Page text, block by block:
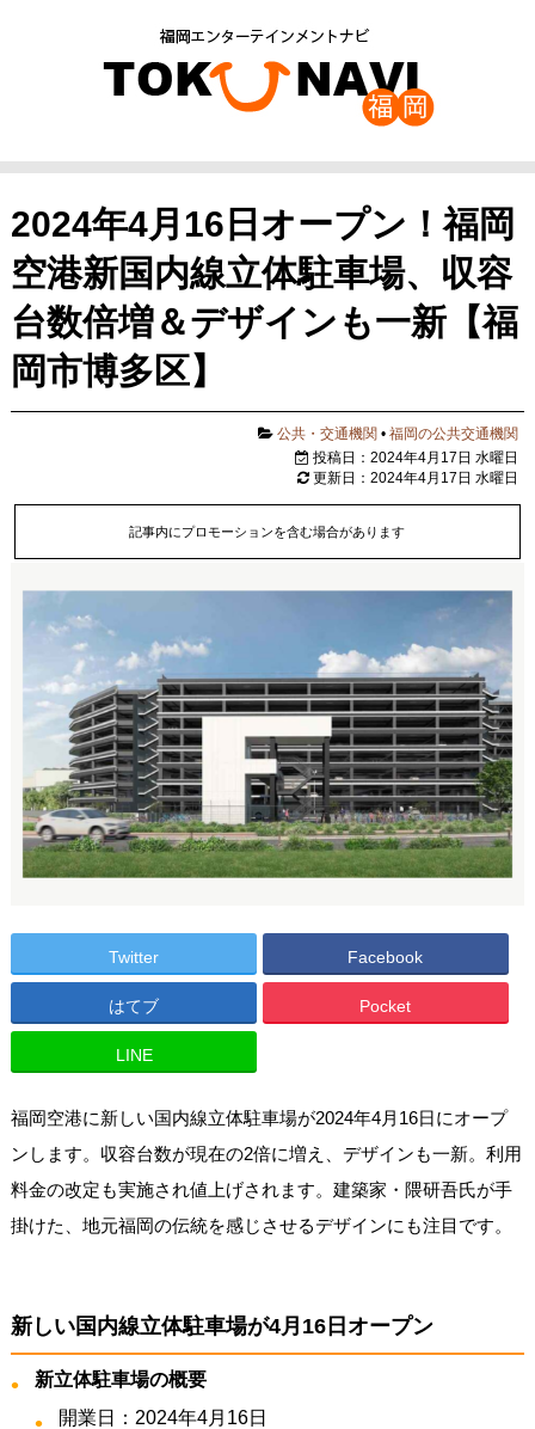
2024年4月16日オープン！福岡
空港新国内線立体駐車場、収容
台数倍増＆デザインも一新【福
岡市博多区】
公共・交通機関 •福岡の公共交通機関
投稿日：2024年4月17日 水曜日
更新日：2024年4月17日 水曜日
記事内にプロモーションを含む場合があります
Twitter Facebook
はてブ Pocket
LINE
福岡空港に新しい国内線立体駐車場が2024年4月16日にオープ
ンします。収容台数が現在の2倍に増え、デザインも一新。利用
料金の改定も実施され値上げされます。建築家・隈研吾氏が手
掛けた、地元福岡の伝統を感じさせるデザインにも注目です。
新しい国内線立体駐車場が4月16日オープン
新立体駐車場の概要
開業日：2024年4月16日